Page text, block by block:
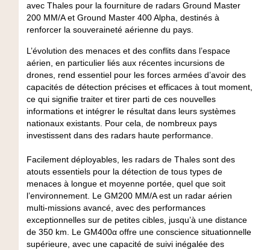
avec Thales pour la fourniture de radars Ground Master
200 MM/A et Ground Master 400 Alpha, destinés à
renforcer la souveraineté aérienne du pays.
L’évolution des menaces et des conflits dans l’espace
aérien, en particulier liés aux récentes incursions de
drones, rend essentiel pour les forces armées d’avoir des
capacités de détection précises et efficaces à tout moment,
ce qui signifie traiter et tirer parti de ces nouvelles
informations et intégrer le résultat dans leurs systèmes
nationaux existants. Pour cela, de nombreux pays
investissent dans des radars haute performance.
Facilement déployables, les radars de Thales sont des
atouts essentiels pour la détection de tous types de
menaces à longue et moyenne portée, quel que soit
l’environnement. Le GM200 MM/A est un radar aérien
multi-missions avancé, avec des performances
exceptionnelles sur de petites cibles, jusqu’à une distance
de 350 km. Le GM400α offre une conscience situationnelle
supérieure, avec une capacité de suivi inégalée des